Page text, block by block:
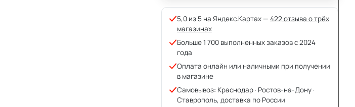
5,0 из 5 на Яндекс.Картах — 422 отзыва о трёх
магазинах
Больше 1 700 выполненных заказов с 2024
года
Оплата онлайн или наличными при получении
в магазине
Самовывоз: Краснодар · Ростов-на-Дону ·
Ставрополь, доставка по России